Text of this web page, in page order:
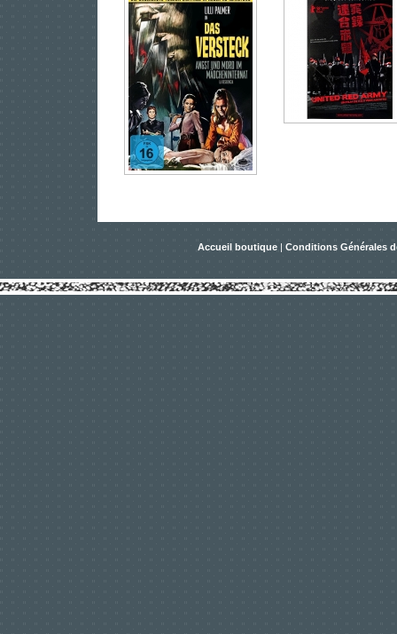
Accueil boutique | Conditions Générales